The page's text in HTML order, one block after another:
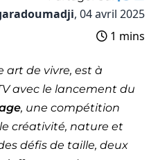
, 04 avril 2025
1 mins
art de vivre, est à
avec le lancement du
, une compétition
créativité, nature et
défis de taille, deux